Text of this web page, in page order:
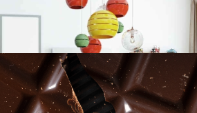
Нового Кросс-Купе Rafale
МРНК Эффективнее Других